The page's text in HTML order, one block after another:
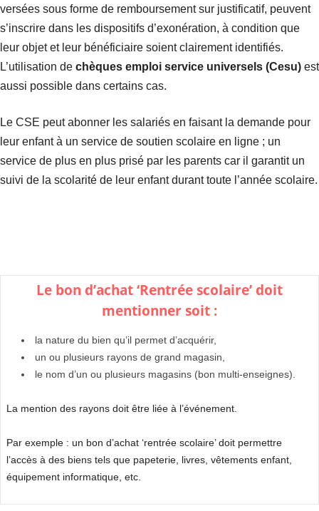
versées sous forme de remboursement sur justificatif, peuvent
s’inscrire dans les dispositifs d’exonération, à condition que
leur objet et leur bénéficiaire soient clairement identifiés.
L’utilisation de chèques emploi service universels (Cesu) est
aussi possible dans certains cas.
Le CSE peut abonner les salariés en faisant la demande pour
leur enfant à un service de soutien scolaire en ligne ; un
service de plus en plus prisé par les parents car il garantit un
suivi de la scolarité de leur enfant durant toute l’année scolaire.
Le bon d’achat ‘Rentrée scolaire’ doit
mentionner soit :
la nature du bien qu’il permet d’acquérir,
un ou plusieurs rayons de grand magasin,
le nom d’un ou plusieurs magasins (bon multi-enseignes).
La mention des rayons doit être liée à l’événement.
Par exemple : un bon d’achat ‘rentrée scolaire’ doit permettre
l’accès à des biens tels que papeterie, livres, vêtements enfant,
équipement informatique, etc.